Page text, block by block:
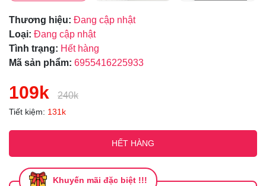
Thương hiệu: Đang cập nhật
Loại: Đang cập nhật
Tình trạng: Hết hàng
Mã sản phẩm: 6955416225933
109k 240k
Tiết kiệm: 131k
HẾT HÀNG
Khuyến mãi đặc biệt !!!